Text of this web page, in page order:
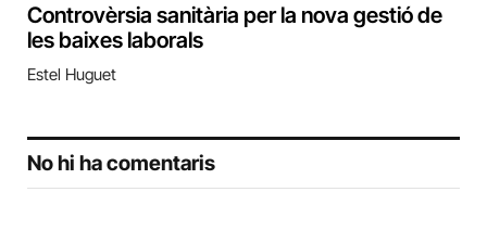
Controvèrsia sanitària per la nova gestió de
les baixes laborals
Estel Huguet
No hi ha comentaris